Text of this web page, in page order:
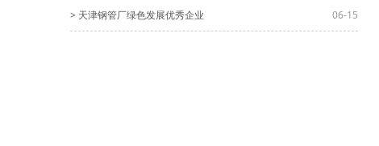
> 天津钢管厂​绿色发展优秀企业 06-15